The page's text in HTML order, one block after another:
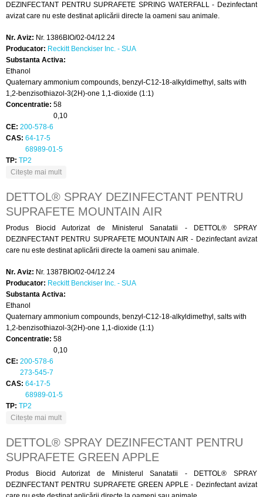
DEZINFECTANT PENTRU SUPRAFETE SPRING WATERFALL - Dezinfectant
avizat care nu este destinat aplicării directe la oameni sau animale.
Nr. Aviz: Nr. 1386BIO/02-04/12.24
Producator: Reckitt Benckiser Inc. - SUA
Substanta Activa:
Ethanol
Quaternary ammonium compounds, benzyl-C12-18-alkyldimethyl, salts with
1,2-benzisothiazol-3(2H)-one 1,1-dioxide (1:1)
Concentratie: 58
0,10
CE: 200-578-6
CAS: 64-17-5
68989-01-5
TP: TP2
Citește mai mult
DETTOL® SPRAY DEZINFECTANT PENTRU
SUPRAFETE MOUNTAIN AIR
Produs Biocid Autorizat de Ministerul Sanatatii - DETTOL® SPRAY
DEZINFECTANT PENTRU SUPRAFETE MOUNTAIN AIR - Dezinfectant avizat
care nu este destinat aplicării directe la oameni sau animale.
Nr. Aviz: Nr. 1387BIO/02-04/12.24
Producator: Reckitt Benckiser Inc. - SUA
Substanta Activa:
Ethanol
Quaternary ammonium compounds, benzyl-C12-18-alkyldimethyl, salts with
1,2-benzisothiazol-3(2H)-one 1,1-dioxide (1:1)
Concentratie: 58
0,10
CE: 200-578-6
273-545-7
CAS: 64-17-5
68989-01-5
TP: TP2
Citește mai mult
DETTOL® SPRAY DEZINFECTANT PENTRU
SUPRAFETE GREEN APPLE
Produs Biocid Autorizat de Ministerul Sanatatii - DETTOL® SPRAY
DEZINFECTANT PENTRU SUPRAFETE GREEN APPLE - Dezinfectant avizat